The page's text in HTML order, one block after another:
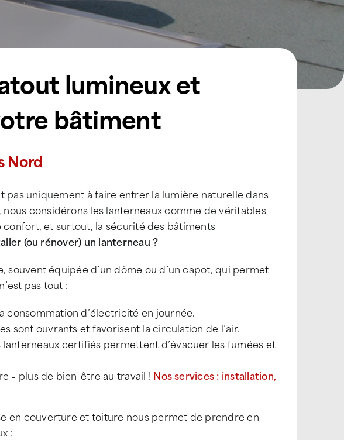
lumineux et
bâtiment
Nord
pas uniquement à faire entrer la lumière naturelle dans
, nous considérons les lanterneaux comme de véritables
et surtout, la sécurité des bâtiments
(ou rénover) un lanterneau ?
équipée d’un dôme ou d’un capot, qui permet
pas tout :
consommation d’électricité en journée.
sont ouvrants et favorisent la circulation de l’air.
lanterneaux certifiés permettent d’évacuer les fumées et
= plus de bien-être au travail ! Nos services : installation,
en couverture et toiture nous permet de prendre en
: